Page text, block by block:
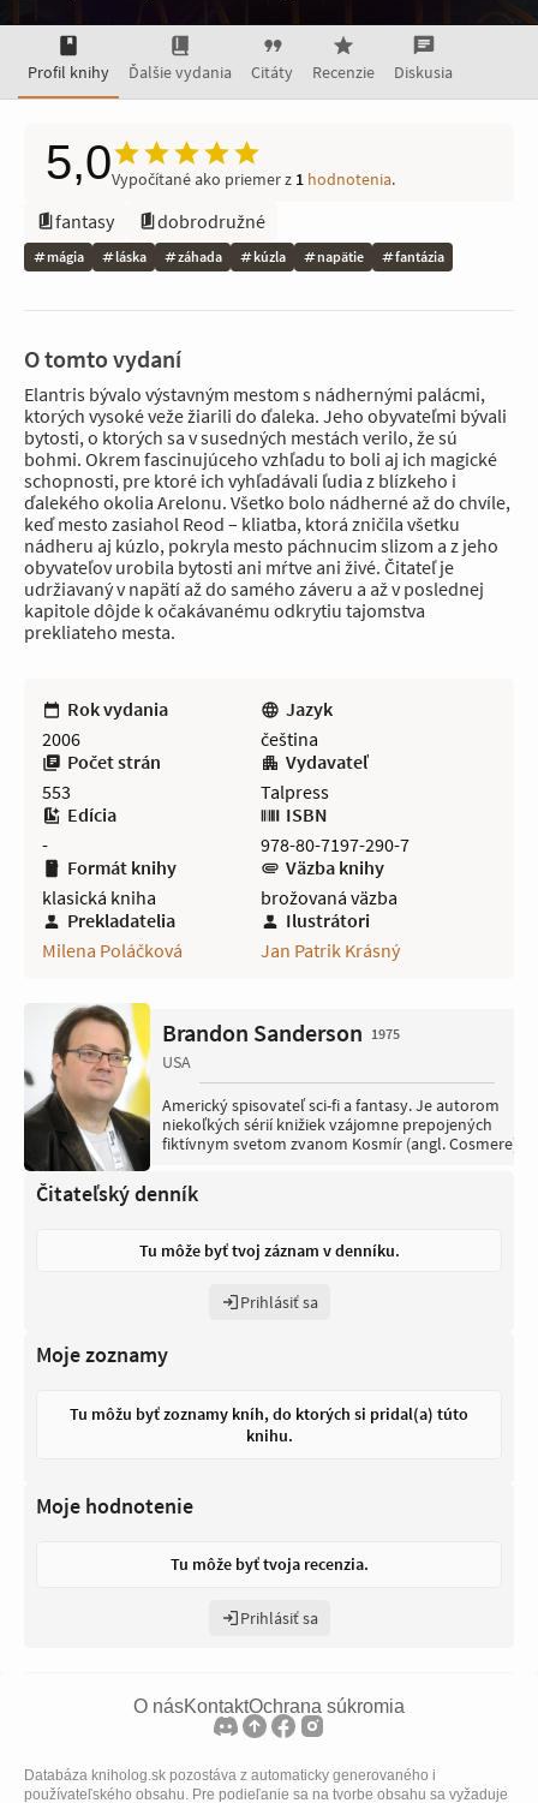
Profil knihy Ďalšie vydania Citáty Recenzie Diskusia
5,0Vypočítané ako priemer z 1 hodnotenia.
fantasy dobrodružné
mágia láska záhada kúzla napätie fantázia
O tomto vydaní
Elantris bývalo výstavným mestom s nádhernými palácmi,
ktorých vysoké veže žiarili do ďaleka. Jeho obyvateľmi bývali
bytosti, o ktorých sa v susedných mestách verilo, že sú
bohmi. Okrem fascinujúceho vzhľadu to boli aj ich magické
schopnosti, pre ktoré ich vyhľadávali ľudia z blízkeho i
ďalekého okolia Arelonu. Všetko bolo nádherné až do chvíle,
keď mesto zasiahol Reod – kliatba, ktorá zničila všetku
nádheru aj kúzlo, pokryla mesto páchnucim slizom a z jeho
obyvateľov urobila bytosti ani mŕtve ani živé. Čitateľ je
udržiavaný v napätí až do samého záveru a až v poslednej
kapitole dôjde k očakávanému odkrytiu tajomstva
prekliateho mesta.
Rok vydania
2006
Jazyk
čeština
Počet strán
553
Vydavateľ
Talpress
Edícia
-
ISBN
978-80-7197-290-7
Formát knihy
klasická kniha
Väzba knihy
brožovaná väzba
Prekladatelia
Milena Poláčková
Ilustrátori
Jan Patrik Krásný
Brandon Sanderson 1975
USA
Americký spisovateľ sci-fi a fantasy. Je autorom
niekoľkých sérií knižiek vzájomne prepojených
fiktívnym svetom zvanom Kosmír (angl. Cosmere).
Čitateľský denník
Tu môže byť tvoj záznam v denníku.
Prihlásiť sa
Moje zoznamy
Tu môžu byť zoznamy kníh, do ktorých si pridal(a) túto
knihu.
Moje hodnotenie
Tu môže byť tvoja recenzia.
Prihlásiť sa
O násKontaktOchrana súkromia
Databáza kniholog.sk pozostáva z automaticky generovaného i
používateľského obsahu. Pre podieľanie sa na tvorbe obsahu sa vyžaduje